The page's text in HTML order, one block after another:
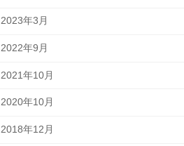
2023年3月
2022年9月
2021年10月
2020年10月
2018年12月